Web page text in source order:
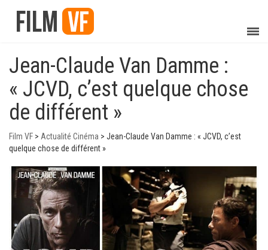
Jean-Claude Van Damme :
« JCVD, c’est quelque chose
de différent »
Film VF > Actualité Cinéma > Jean-Claude Van Damme : « JCVD, c’est
quelque chose de différent »